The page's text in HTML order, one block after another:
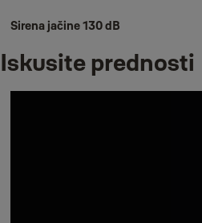
Sirena jačine 130 dB
Iskusite prednosti